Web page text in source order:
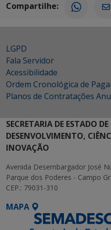
Compartilhe:
LGPD
Fala Servidor
Acessibilidade
Ordem Cronológica de
Planos de Contratações
SECRETARIA DE ESTADO
DESENVOLVIMENTO,
INOVAÇÃO
Avenida Desembargador José
Parque dos Poderes - Campo
CEP.: 79031-310
MAPA